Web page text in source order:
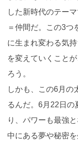
した新時代のテー
＝仲間だ。この3つ
に生まれ変わる気
を変えていくこと
ろう。
しかも、この6月の
るんだ。6月22日の
り、パワーも最強
中にある夢や秘密